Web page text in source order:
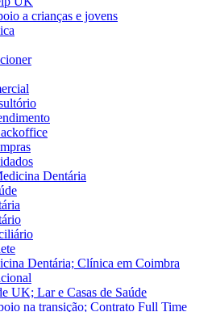
a crianças e jovens
Dentária
Dentária; Clínica em Coimbra
UK; Lar e Casas de Saúde
na transição; Contrato Full Time